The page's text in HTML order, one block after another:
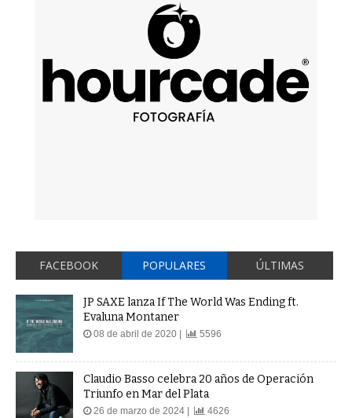
FACEBOOK POPULARES ÚLTIMAS
JP SAXE lanza If The World Was Ending ft.
Evaluna Montaner
08 de abril de 2020 | 5596
Claudio Basso celebra 20 años de Operación
Triunfo en Mar del Plata
26 de marzo de 2024 | 4626